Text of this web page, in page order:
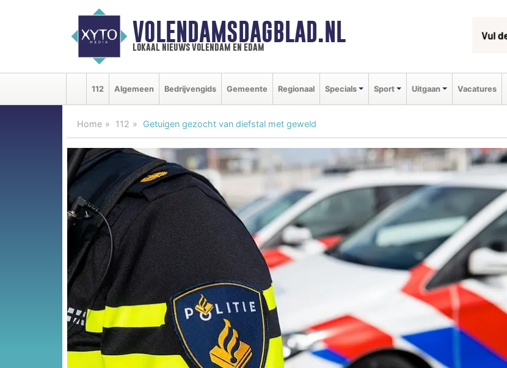
VOLENDAMSDAGBLAD.NL
lokaal nieuws volendam en edam
112 Algemeen Bedrijvengids Gemeente Regionaal Specials Sport Uitgaan Vacatures
Home 112 Getuigen gezocht van diefstal met geweld